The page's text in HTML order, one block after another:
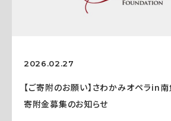
2026.02.27
【ご寄附のお願い】さわかみオペラin南
寄附金募集のお知らせ